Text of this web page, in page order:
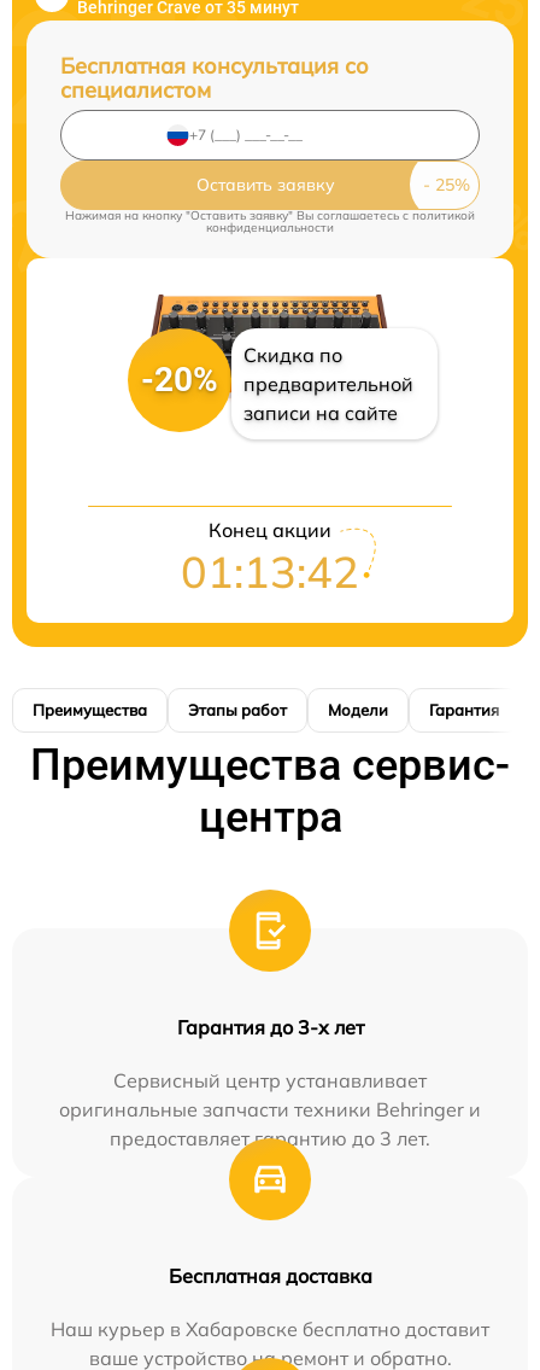
Behringer Crave от 35 минут
Бесплатная консультация со
специалистом
Оставить заявку
Нажимая на кнопку "Оставить заявку" Вы соглашаетесь cполитикой
конфиденциальности
-20%
Скидка по
предварительной
записи на сайте
Конец акции
01:13:41
Преимущества Этапы работ Модели Гарантия
Преимущества сервис-
центра
Гарантия до 3-х лет
Сервисный центр устанавливает
оригинальные запчасти техники Behringer и
предоставляет гарантию до 3 лет.
Бесплатная доставка
Наш курьер в Хабаровске бесплатно доставит
ваше устройство на ремонт и обратно.